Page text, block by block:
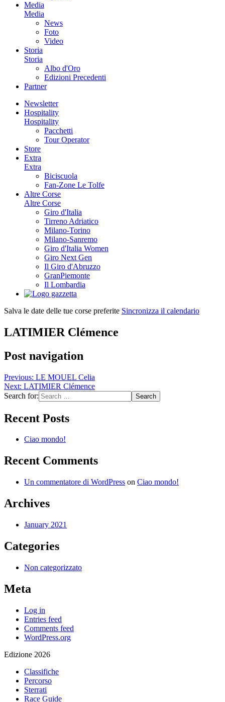
Media
Media
News
Foto
Video
Storia
Storia
Albo d'Oro
Edizioni Precedenti
Partner
Newsletter
Hospitality
Hospitality
Pacchetti
Tour Operator
Store
Extra
Extra
Biciscuola
Fan-Zone Le Tolfe
Altre Corse
Altre Corse
Giro d'Italia
Tirreno Adriatico
Milano-Torino
Milano-Sanremo
Giro d'Italia Women
Giro Next Gen
Il Giro d'Abruzzo
GranPiemonte
Il Lombardia
Salva le date delle tue corse preferite Sincronizza il calendario
LATIMIER Clémence
Post navigation
Previous: LE MOUEL Celia
Next: LATIMIER Clémence
Search for:
Recent Posts
Ciao mondo!
Recent Comments
Un commentatore di WordPress on Ciao mondo!
Archives
January 2021
Categories
Non categorizzato
Meta
Log in
Entries feed
Comments feed
WordPress.org
Edizione 2026
Classifiche
Percorso
Sterrati
Race Guide